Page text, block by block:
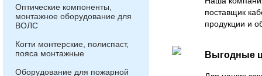
Оптические компоненты,
монтажное оборудование для
ВОЛС
Когти монтерские, полиспаст,
пояса монтажные
Оборудование для пожарной
поставщик
продукции и
Выгодные